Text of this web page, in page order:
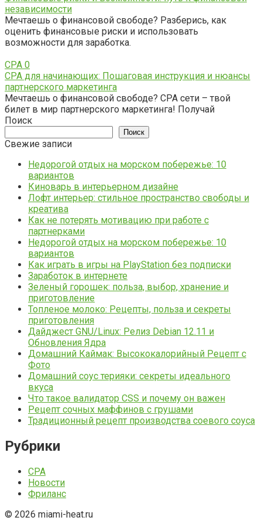
независимости
Мечтаешь о финансовой свободе? Разберись, как
оценить финансовые риски и использовать
возможности для заработка.
CPA 0
CPA для начинающих: Пошаговая инструкция и нюансы
партнерского маркетинга
Мечтаешь о финансовой свободе? CPA сети – твой
билет в мир партнерского маркетинга! Получай
Поиск
Поиск
Свежие записи
Недорогой отдых на морском побережье: 10
вариантов
Киноварь в интерьерном дизайне
Лофт интерьер: стильное пространство свободы и
креатива
Как не потерять мотивацию при работе с
партнерками
Недорогой отдых на морском побережье: 10
вариантов
Как играть в игры на PlayStation без подписки
Заработок в интернете
Зеленый горошек: польза, выбор, хранение и
приготовление
Топленое молоко: Рецепты, польза и секреты
приготовления
Дайджест GNU/Linux: Релиз Debian 12.11 и
Обновления Ядра
Домашний Каймак: Высококалорийный Рецепт с
Фото
Домашний соус терияки: секреты идеального
вкуса
Что такое валидатор CSS и почему он важен
Рецепт сочных маффинов с грушами
Традиционный рецепт производства соевого соуса
Рубрики
CPA
Новости
Фриланс
© 2026 miami-heat.ru